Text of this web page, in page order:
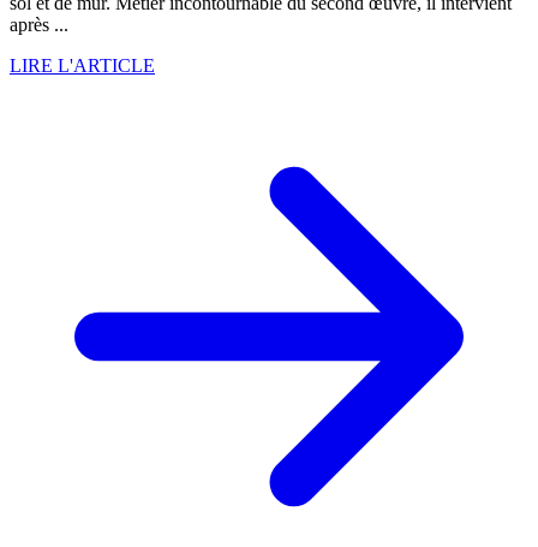
après ...
LIRE L'ARTICLE